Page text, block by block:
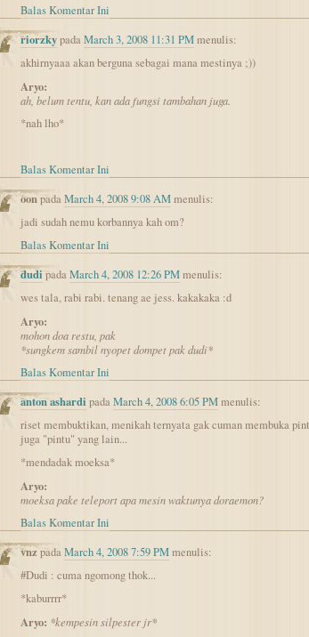
Balas Komentar Ini
riorzkypadaMarch 3, 2008 11:31 PMmenulis:
akhirnyaaa akan berguna sebagai mana mestinya ;))
Aryo:
ah, belum tentu, kan ada fungsi tambahan juga.
*nah lho*
Balas Komentar Ini
oonpadaMarch 4, 2008 9:08 AMmenulis:
jadi sudah nemu korbannya kah om?
Balas Komentar Ini
dudi padaMarch 4, 2008 12:26 PMmenulis:
wes tala, rabi rabi. tenang ae jess. kakakaka :d
Aryo:
mohon doa restu, pak
*sungkem sambil nyopet dompet pak dudi*
Balas Komentar Ini
anton ashardi padaMarch 4, 2008 6:05 PMmenulis:
riset membuktikan, menikah ternyata gak cuman membuka
juga "pintu" yang lain...
*mendadak moeksa*
Aryo:
moeksa pake teleport apa mesin waktunya doraemon?
Balas Komentar Ini
vnzpadaMarch 4, 2008 7:59 PMmenulis:
#Dudi : cuma ngomong thok...
*kaburrrr*
Aryo: *kempesin silpester jr*